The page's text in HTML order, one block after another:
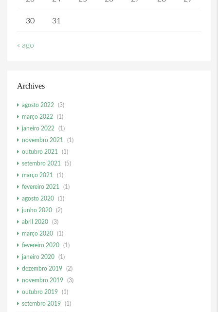
30 31
« ago
Archives
agosto 2022
(3)
março 2022
(1)
janeiro 2022
(1)
novembro 2021
(1)
outubro 2021
(1)
setembro 2021
(5)
março 2021
(1)
fevereiro 2021
(1)
agosto 2020
(1)
junho 2020
(2)
abril 2020
(3)
março 2020
(1)
fevereiro 2020
(1)
janeiro 2020
(1)
dezembro 2019
(2)
novembro 2019
(3)
outubro 2019
(1)
setembro 2019
(1)